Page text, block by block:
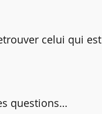
celui qui est
questions…